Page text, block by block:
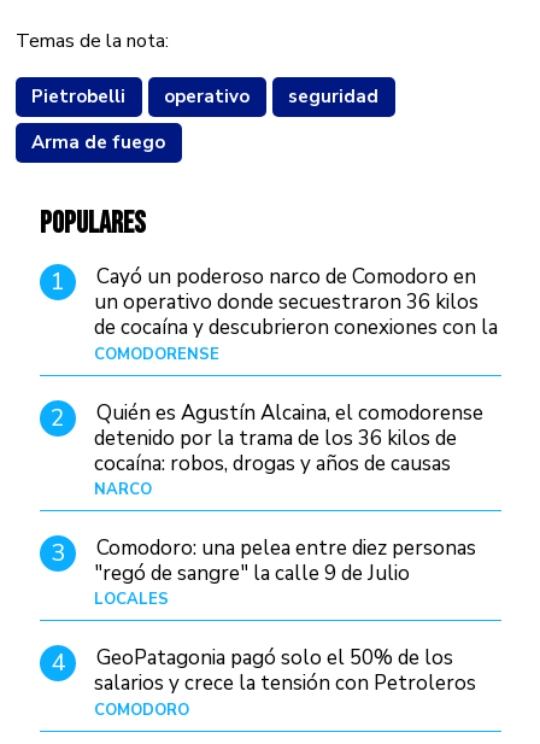
Temas de la nota:
Pietrobelli operativo
seguridad
Arma de fuego
POPULARES
1
Cayó un poderoso narco de Comodoro en
un operativo donde secuestraron 36 kilos
de cocaína y descubrieron conexiones con la
Patagonia
COMODORENSE
2
Quién es Agustín Alcaina, el comodorense
detenido por la trama de los 36 kilos de
cocaína: robos, drogas y años de causas
judiciales
NARCO
3
Comodoro: una pelea entre diez personas
"regó de sangre" la calle 9 de Julio
LOCALES
4
GeoPatagonia pagó solo el 50% de los
salarios y crece la tensión con Petroleros
COMODORO